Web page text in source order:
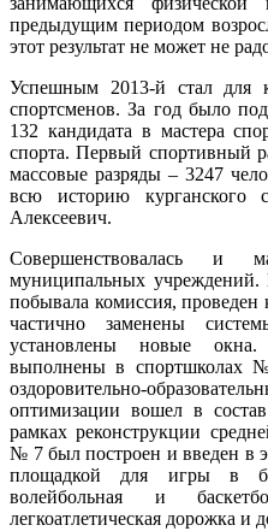
предыдущим периодом
этот результат не может не
Успешным 2013-й стал для
спортсменов. За год было
132 кандидата в мастера
спорта. Первый спортивный
массовые разряды – 3247
всю историю курганского
Алексеевич.
Совершенствовалась и
муниципальных
побывала комиссия, проведен
частично заменены
установлены новые
выполнены в
оздоровительно-
оптимизации вошел в
рамках реконструкции
№ 7 был построен и введен в
площадкой для игры в
волейбольная и
легкоатлетическая дорожка